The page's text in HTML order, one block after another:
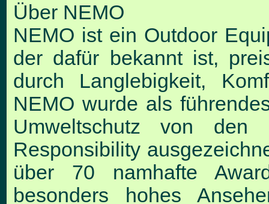
Über NEMO
NEMO ist ein Outdoor
der dafür bekannt ist,
durch Langlebigkeit,
NEMO wurde als
Umweltschutz von den
Responsibility
über 70 namhafte
besonders hohes